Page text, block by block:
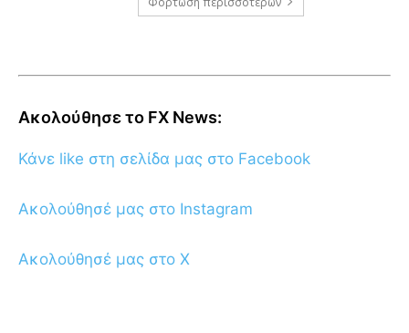
Ακολούθησε το FX News:
Κάνε like στη σελίδα μας στο Facebook
Ακολούθησέ μας στο Instagram
Ακολούθησέ μας στο X